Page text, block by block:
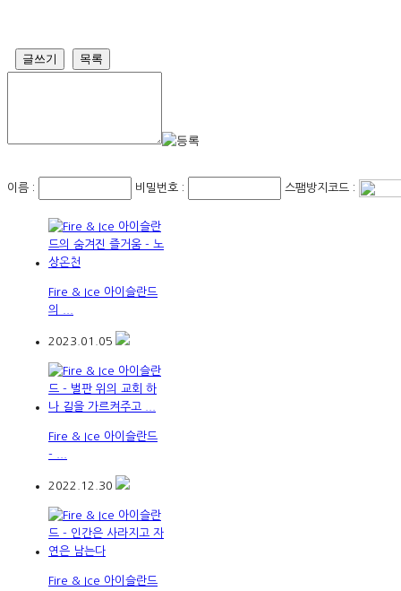
글쓰기 목록
이름 : 비밀번호 : 스팸방지코드 :
Fire & Ice 아이슬란드
의 ...
2023.01.05
Fire & Ice 아이슬란드
- ...
2022.12.30
Fire & Ice 아이슬란드